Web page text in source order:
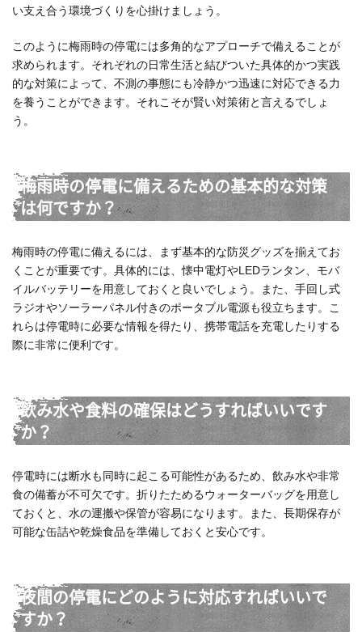
い支え合う環境づくりを心掛けましょう。
このように梅雨時の停電には多角的なアプローチで備えることが
求められます。それぞれの日常生活と結びついた具体的かつ実践
的な対策によって、不測の事態にも冷静かつ迅速に対応できる力
を養うことができます。それこそが賢い対策術と言えるでしょ
う。
梅雨時の停電に備えるための基本的な対策
は何ですか？
梅雨時の停電に備えるには、まず基本的な防災グッズを揃えてお
くことが重要です。具体的には、懐中電灯やLEDランタン、モバ
イルバッテリーを用意しておくと良いでしょう。また、手回し式
ラジオやソーラーパネル付きのポータブル電源も役立ちます。こ
れらは停電時に必要な情報を得たり、携帯電話を充電したりする
際に非常に便利です。
飲み水や食料の確保はどうすればいいです
か？
停電時には断水も同時に起こる可能性があるため、飲み水や非常
食の備蓄が不可欠です。折りたためるウォーターバッグを用意し
ておくと、水の運搬や保管が容易になります。また、長期保存が
可能な缶詰や乾燥食品を準備しておくと安心です。
夜間の停電にどのように対応すればいいで
すか？